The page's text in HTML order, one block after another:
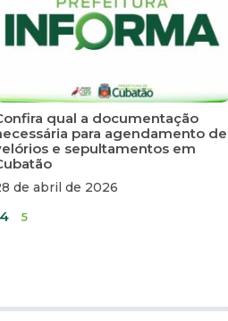
qual a documentação
para agendamento de
e sepultamentos em
de abril de 2026
4 5